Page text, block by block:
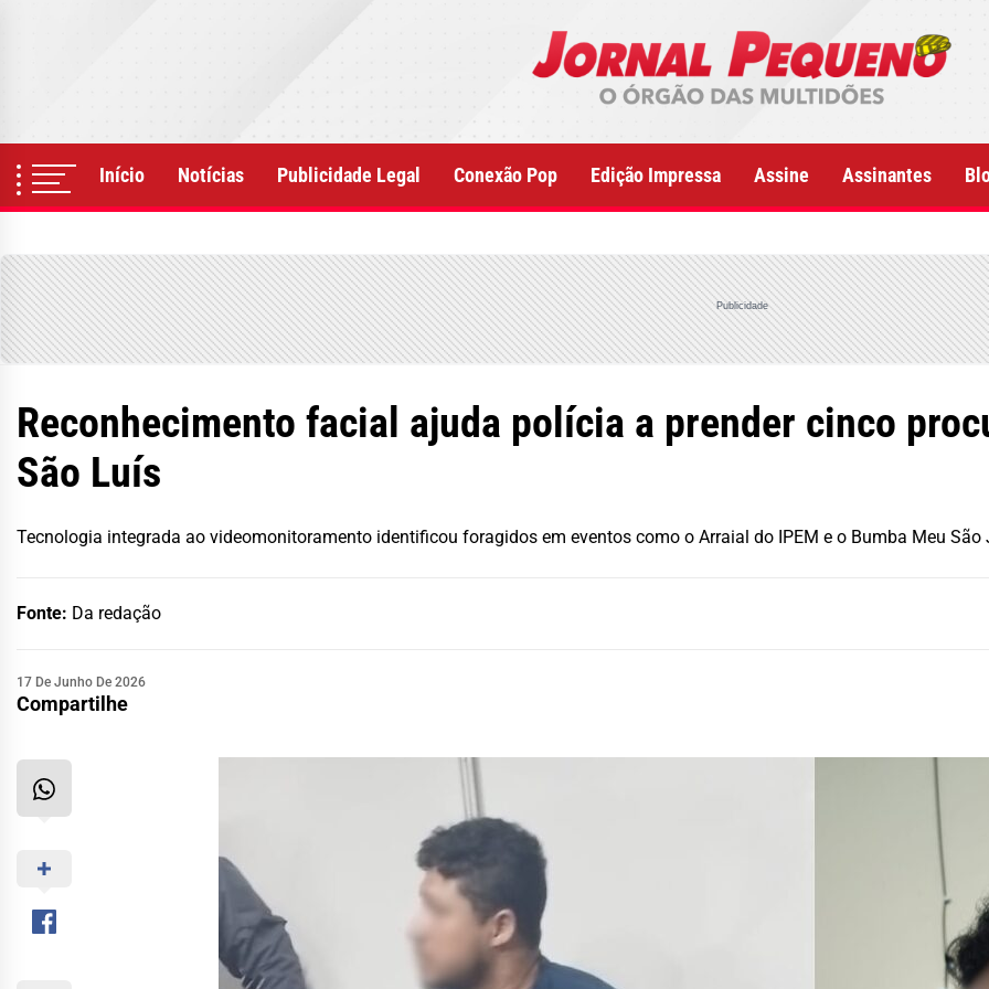
Início Notícias Publicidade Legal Conexão Pop Edição Impressa Assine Assinantes
Publicidade
Reconhecimento facial ajuda polícia a prender cinco
São Luís
Tecnologia integrada ao videomonitoramento identificou foragidos em eventos como o Arraial do IPEM e o Bumba Meu São
Fonte: Da redação
17 De Junho De 2026
Compartilhe